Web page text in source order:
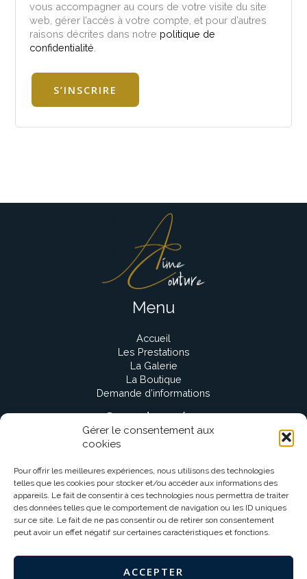
Gérer le consentement aux
cookies
Pour offrir les meilleures expériences, nous utilisons des technologies
telles que les cookies pour stocker et/ou accéder aux informations des
appareils. Le fait de consentir à ces technologies nous permettra de traiter
des données telles que le comportement de navigation ou les ID uniques
sur ce site. Le fait de ne pas consentir ou de retirer son consentement
peut avoir un effet négatif sur certaines caractéristiques et fonctions.
ACCEPTER
vous accompagner au cours de votre visite du site
web, gérer l’accès à votre compte, et pour d’autres
raisons décrites dans notre politique de
confidentialité
S’INSCRIRE
Menu
Accueil
Les Prestations
La Galerie
La Boutique
Demande d’informations
Coordonnées
contact@aime-couture.fr
0621451696
Réseaux sociaux